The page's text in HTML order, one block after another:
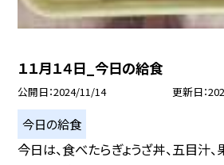
１１月１４日_今日の給食
公開日 2024/11/14 更新日
今日の給食
今日は、食べたらぎょうざ丼、五目汁